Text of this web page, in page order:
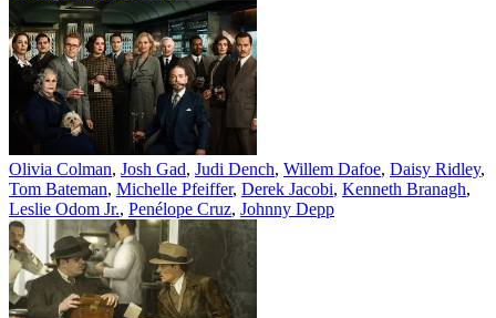
Olivia Colman, Josh Gad, Judi Dench, Willem Dafoe, Daisy Ridley,
Tom Bateman, Michelle Pfeiffer, Derek Jacobi, Kenneth Branagh,
Leslie Odom Jr., Penélope Cruz, Johnny Depp